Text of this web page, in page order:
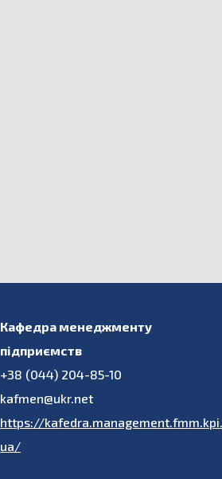
Кафедра менеджменту
підприємств
+38 (044) 204-85-10
kafmen@ukr.net
https://kafedra.management.fmm.kpi.
ua/